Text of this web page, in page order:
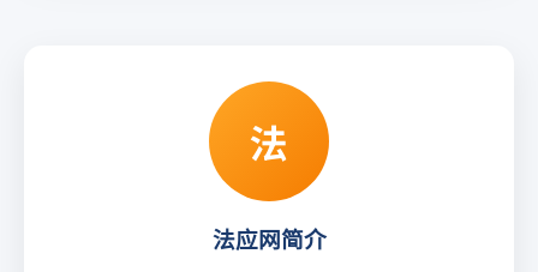
法
法应网简介